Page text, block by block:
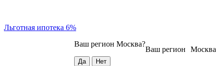
Льготная ипотека 6%
Москва
Ваш регион
Ваш регион Москва?